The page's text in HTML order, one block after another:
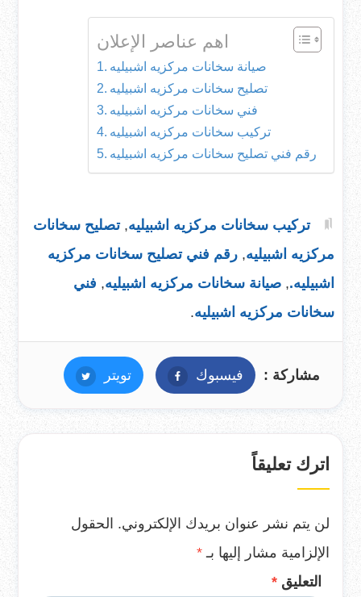
اهم عناصر الإعلان
صيانة سخانات مركزيه اشبيليه
تصليح سخانات مركزيه اشبيليه
فني سخانات مركزيه اشبيليه
تركيب سخانات مركزيه اشبيليه
رقم فني تصليح سخانات مركزيه اشبيليه
تركيب سخانات مركزيه اشبيليه,تصليح سخانات
مركزيه اشبيليه, رقم فني تصليح سخانات مركزيه
اشبيليه., صيانة سخانات مركزيه اشبيليه, فني
سخانات مركزيه اشبيليه.
مشاركة : فيسبوك فيسبوكتويتر تويتر
اترك تعليقاً
لن يتم نشر عنوان بريدك الإلكتروني. الحقول
الإلزامية مشار إليها بـ *
التعليق *